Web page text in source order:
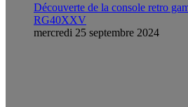
Découverte de la console retro
RG40XXV
mercredi 25 septembre 2024